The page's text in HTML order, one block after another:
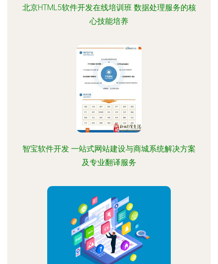
北京HTML5软件开发在线培训班 数据处理服务的核
心技能培养
智宝软件开发 一站式网站建设与商城系统解决方案
及专业翻译服务